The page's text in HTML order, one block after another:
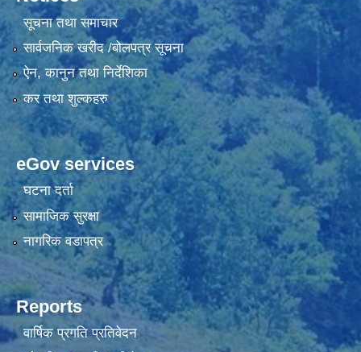
सूचना तथा समाचार
सार्वजनिक खरीद /बोलपत्र सूचना
ऐन, कानुन तथा निर्देशिका
कर तथा शुल्कहरु
eGov services
घटना दर्ता
सामाजिक सुरक्षा
नागरिक वडापत्र
Reports
वार्षिक प्रगति प्रतिवेदन